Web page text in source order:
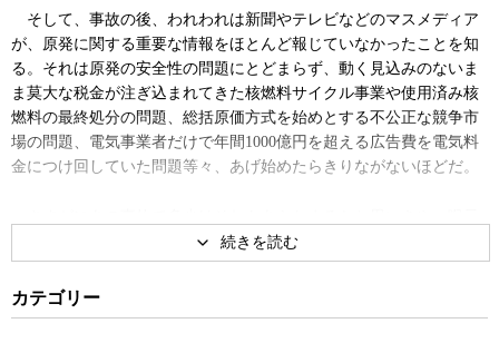
そして、事故の後、われわれは新聞やテレビなどのマスメディア
が、原発に関する重要な情報をほとんど報じていなかったことを知
る。それは原発の安全性の問題にとどまらず、動く見込みのないま
ま莫大な税金が注ぎ込まれてきた核燃料サイクル事業や使用済み核
燃料の最終処分の問題、総括原価方式を始めとする不公正な競争市
場の問題、電気事業者だけで年間1000億円を超える広告費を電気料
金につけ回していた問題等々、あげ始めたらきりながないほどだ。
過ぎれば何とやらなのだろうか、最近ではマスメディア上にはあた
かもあの事故が無かったかのような報道が目に付くような気がして
ならない。相変わらず「原発ゼロだと電気代が2倍に」などといった
詐欺師まがいの脅し文句が見出しに踊ったかと思えば、原発再稼働
カテゴリー